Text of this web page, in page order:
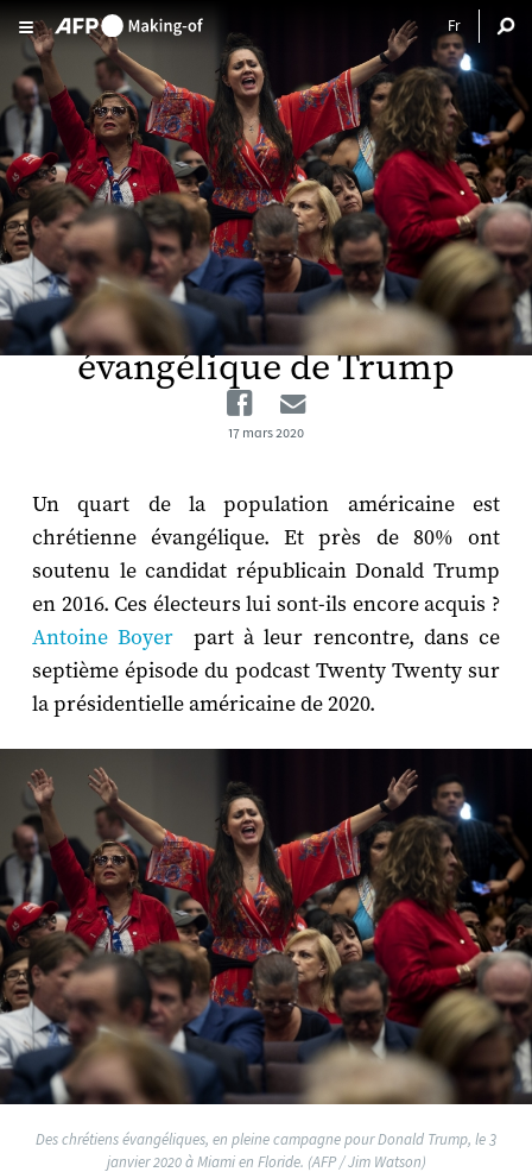
Aller au contenu principal
Podcast: l'Amérique
évangélique de Trump
Facebook
17 mars 2020
Un quart de la population américaine est
chrétienne évangélique. Et près de 80% ont
soutenu le candidat républicain Donald Trump
en 2016. Ces électeurs lui sont-ils encore acquis ?
Antoine Boyer part à leur rencontre, dans ce
septième épisode du podcast Twenty Twenty sur
la présidentielle américaine de 2020.
Des chrétiens évangéliques, en pleine campagne pour Donald Trump, le 3
janvier 2020 à Miami en Floride. (AFP / Jim Watson)